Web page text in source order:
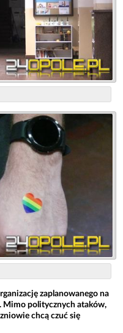
zaplanowanego na
Mimo politycznych ataków,
chcą czuć się